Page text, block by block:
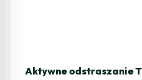
Aktywne odstraszanie